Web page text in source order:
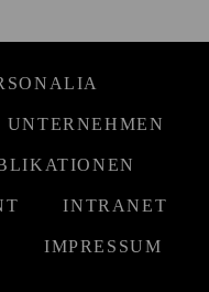
UNTERNEHMEN
INTRANET
IMPRESSUM